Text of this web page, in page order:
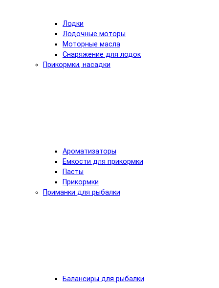
Лодки
Лодочные моторы
Моторные масла
Снаряжение для лодок
Прикормки, насадки
Ароматизаторы
Емкости для прикормки
Пасты
Прикормки
Приманки для рыбалки
Балансиры для рыбалки